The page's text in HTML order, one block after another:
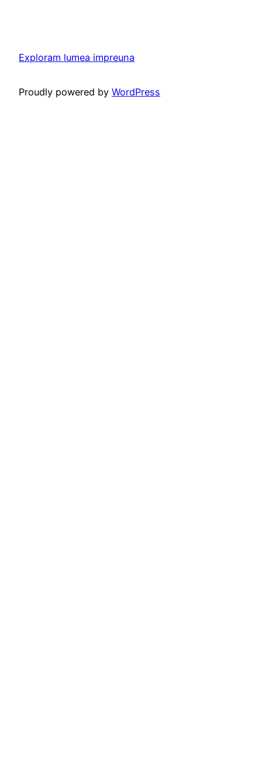
Exploram lumea impreuna
Proudly powered by WordPress